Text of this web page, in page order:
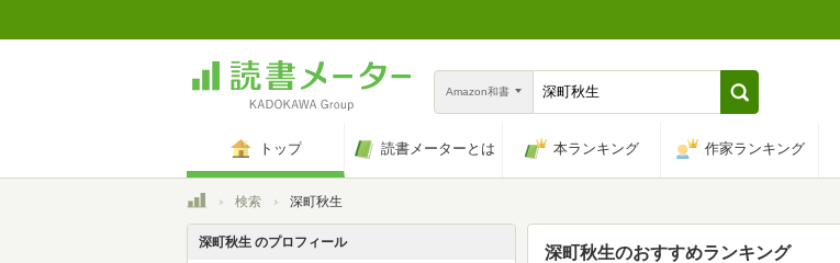
Amazon和書
トップ 読書メーターとは 本ランキング 作家ランキング
トップ検索 深町秋生
深町秋生のおすすめランキング
深町秋生 のプロフィール